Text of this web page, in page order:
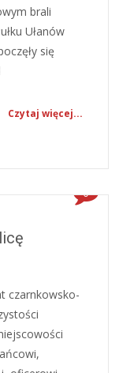
brali
Ułanów
się
Czytaj więcej...
0
czarnkowsko-